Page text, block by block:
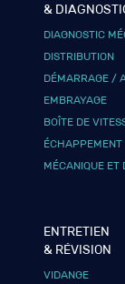
&
DIAGNOSTIC
DISTRIBUTION
DÉMARRAGE /
EMBRAYAGE
BOÎTE DE
ÉCHAPPEMENT
MÉCANIQUE ET
ENTRETIEN
& RÉVISION
VIDANGE